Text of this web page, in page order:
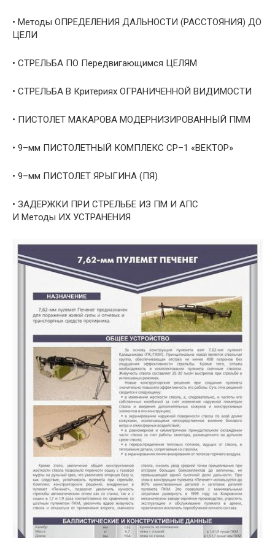
• Методы ОПРЕДЕЛЕНИЯ ДАЛЬНОСТИ (РАССТОЯНИЯ) ДО
ЦЕЛИ
• СТРЕЛЬБА ПО Передвигающимся ЦЕЛЯМ
• СТРЕЛЬБА В Критериях ОГРАНИЧЕННОЙ ВИДИМОСТИ
• ПИСТОЛЕТ МАКАРОВА МОДЕРНИЗИРОВАННЫЙ ПММ
• 9–мм ПИСТОЛЕТНЫЙ КОМПЛЕКС СР–1 «ВЕКТОР»
• 9–мм ПИСТОЛЕТ ЯРЫГИНА (ПЯ)
• ЗАДЕРЖКИ ПРИ СТРЕЛЬБЕ ИЗ ПМ И АПС
И Методы ИХ УСТРАНЕНИЯ